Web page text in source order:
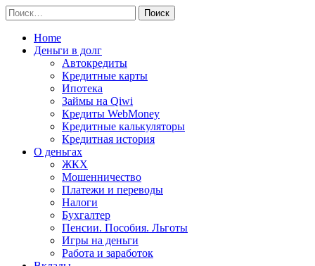
Перейти
к
содержимому
Найти:
Home
Деньги в долг
Автокредиты
Кредитные карты
Ипотека
Займы на Qiwi
Кредиты WebMoney
Кредитные калькуляторы
Кредитная история
О деньгах
ЖКХ
Мошенничество
Платежи и переводы
Налоги
Бухгалтер
Пенсии. Пособия. Льготы
Игры на деньги
Работа и заработок